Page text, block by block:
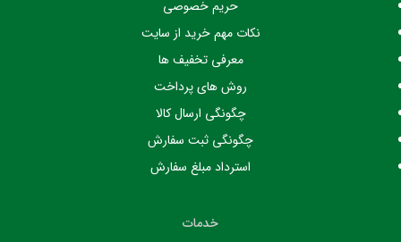
حریم خصوصی
نکات مهم خرید از سایت
معرفی تخفیف ها
روش های پرداخت
چگونگی ارسال کالا
چگونگی ثبت سفارش
استرداد مبلغ سفارش
خدمات